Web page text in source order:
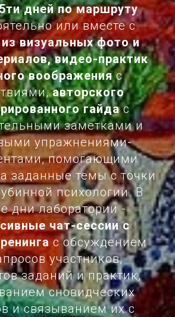
дней по маршруту
или вместе с
из визуальных фото и
видео-практик
воображенияс
авторского
гайдас
заметками и
упражнениями-
помогающими
заданные темы с точки
психологии. В
дни лаборатории -
чат-сессии с
с обсуждением
участников,
заданий и практик,
сновидческих
и связыванием их с